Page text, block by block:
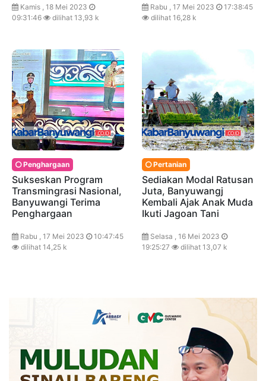
Kamis , 18 Mei 2023
09:31:46
dilihat 13,93 k
Rabu , 17 Mei 2023
17:38:45
dilihat 16,28 k
Penghargaan
Sukseskan Program
Transmingrasi Nasional,
Banyuwangi Terima
Penghargaan
Rabu , 17 Mei 2023
10:47:45
dilihat 14,25 k
Pertanian
Sediakan Modal Ratusan
Juta, Banyuwangj
Kembali Ajak Anak Muda
Ikuti Jagoan Tani
Selasa , 16 Mei 2023
19:25:27
dilihat 13,07 k